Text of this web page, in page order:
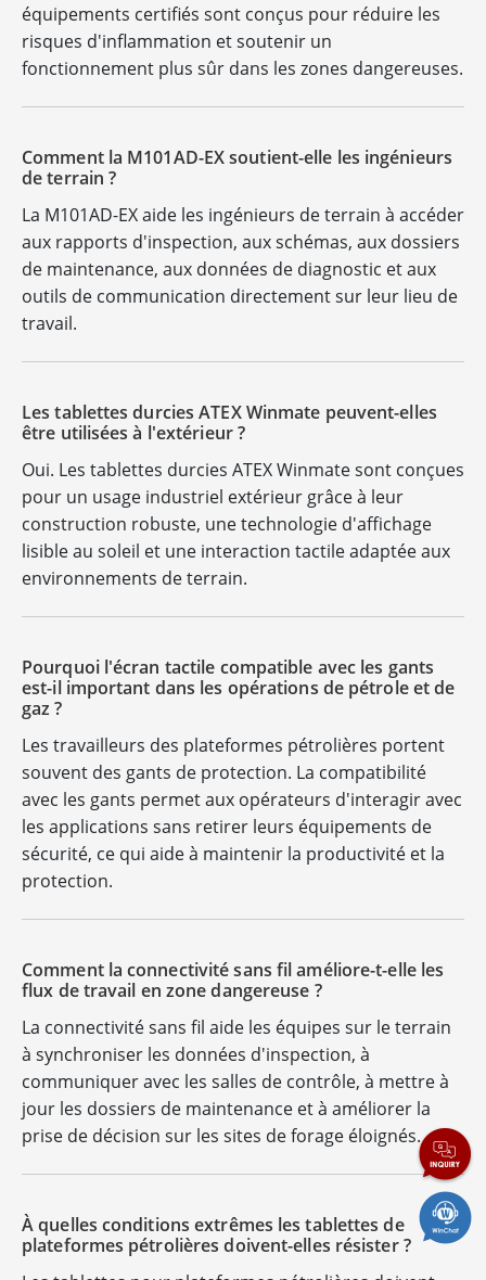
équipements certifiés sont conçus pour réduire les
risques d'inflammation et soutenir un
fonctionnement plus sûr dans les zones dangereuses.
Comment la M101AD-EX soutient-elle les ingénieurs
de terrain ?
La M101AD-EX aide les ingénieurs de terrain à accéder
aux rapports d'inspection, aux schémas, aux dossiers
de maintenance, aux données de diagnostic et aux
outils de communication directement sur leur lieu de
travail.
Les tablettes durcies ATEX Winmate peuvent-elles
être utilisées à l'extérieur ?
Oui. Les tablettes durcies ATEX Winmate sont conçues
pour un usage industriel extérieur grâce à leur
construction robuste, une technologie d'affichage
lisible au soleil et une interaction tactile adaptée aux
environnements de terrain.
Pourquoi l'écran tactile compatible avec les gants
est-il important dans les opérations de pétrole et de
gaz ?
Les travailleurs des plateformes pétrolières portent
souvent des gants de protection. La compatibilité
avec les gants permet aux opérateurs d'interagir avec
les applications sans retirer leurs équipements de
sécurité, ce qui aide à maintenir la productivité et la
protection.
Comment la connectivité sans fil améliore-t-elle les
flux de travail en zone dangereuse ?
La connectivité sans fil aide les équipes sur le terrain
à synchroniser les données d'inspection, à
communiquer avec les salles de contrôle, à mettre à
jour les dossiers de maintenance et à améliorer la
prise de décision sur les sites de forage éloignés.
À quelles conditions extrêmes les tablettes de
plateformes pétrolières doivent-elles résister ?